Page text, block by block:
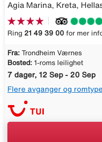
Agia Marina, Kreta,
Ring 21 49 39 00 for mer
Fra: Trondheim Værnes
Bosted: 1-roms leilighet
7 dager, 12 Sep - 20 Sep
Flere avganger og